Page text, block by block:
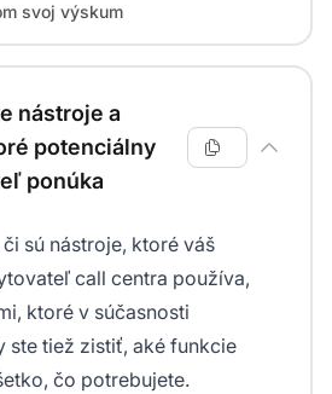
svoj výskum
nástroje a
potenciálny
ponúka
sú nástroje, ktoré váš
call centra používa,
ktoré v súčasnosti
ste tiež zistiť, aké funkcie
čo potrebujete.